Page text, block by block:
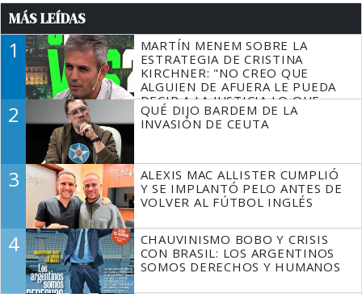
MÁS LEÍDAS
1
MARTÍN MENEM SOBRE LA
ESTRATEGIA DE CRISTINA
KIRCHNER: "NO CREO QUE
ALGUIEN DE AFUERA LE PUEDA
DECIR A LA JUSTICIA LO QUE
TIENE QUE HACER"
2
QUÉ DIJO BARDEM DE LA
INVASIÓN DE CEUTA
3
ALEXIS MAC ALLISTER CUMPLIÓ
Y SE IMPLANTÓ PELO ANTES DE
VOLVER AL FÚTBOL INGLÉS
4
CHAUVINISMO BOBO Y CRISIS
CON BRASIL: LOS ARGENTINOS
SOMOS DERECHOS Y HUMANOS